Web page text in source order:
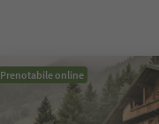
Prenotabile online